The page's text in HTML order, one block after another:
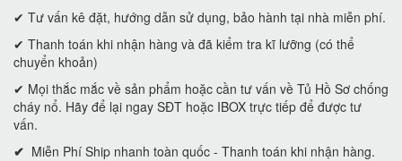
✔ Tư vấn kê đặt, hướng dẫn sử dụng, bảo hành tại nhà miễn phí.
✔ Thanh toán khi nhận hàng và đã kiểm tra kĩ lưỡng (có thể
chuyển khoản)
✔ Mọi thắc mắc về sản phẩm hoặc cần tư vấn về Tủ Hồ Sơ chống
cháy nổ. Hãy để lại ngay SĐT hoặc IBOX trực tiếp để được tư
vấn.
✔ Miễn Phí Ship nhanh toàn quốc - Thanh toán khi nhận hàng.